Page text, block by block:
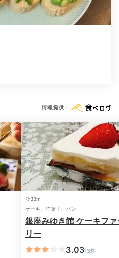
23時まで、宿泊者全員に
されます。胡椒やオリーブ
ショートパスタや粉チーズ
レンジできますよ。
情報提供：
33m
ケーキ、洋菓子、パン
銀座みゆき館 ケーキファ
リー
3.0313件